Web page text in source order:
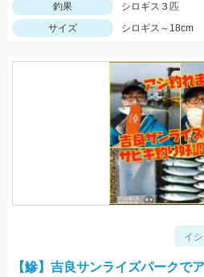
釣果
シロギス３匹
サイズ
シロギス～18cm
イ
【鰺】吉良サンライズパークで